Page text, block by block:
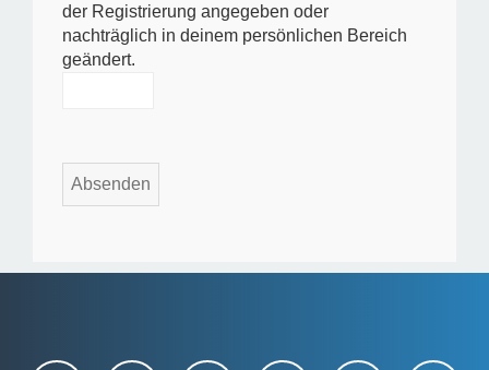
der Registrierung angegeben oder
nachträglich in deinem persönlichen Bereich
geändert.